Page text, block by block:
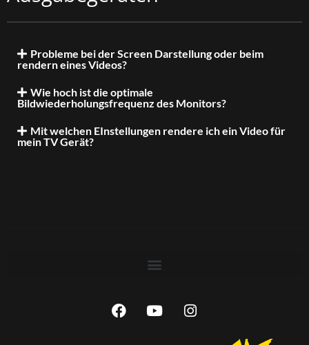
Probleme bei der Screen Darstellung oder beim
rendern eines Videos?
Wie hoch ist die optimale
Bildwiederholungsfrequenz des Monitors?
Mit welchen EInstellungen rendere ich ein Video für
mein TV Gerät?